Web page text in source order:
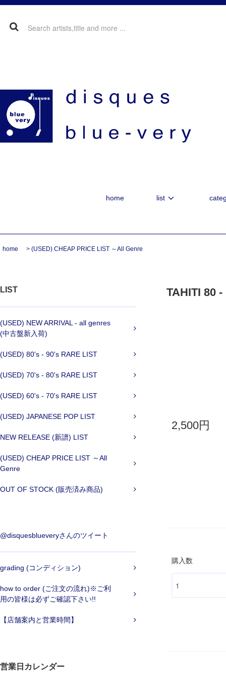
home list
home > (USED) CHEAP PRICE LIST ～All Genre
LIST
(USED) NEW ARRIVAL - all genres
(中古盤新入荷)
(USED) 80's - 90's RARE LIST
(USED) 70's - 80's RARE LIST
(USED) 60's - 70's RARE LIST
(USED) JAPANESE POP LIST
NEW RELEASE (新譜) LIST
(USED) CHEAP PRICE LIST ～All
Genre
OUT OF STOCK (販売済み商品)
@disquesblueveryさんのツイート
grading (コンディション)
how to order (ご注文の流れ)※ご利
用の皆様は必ずご確認下さい!!
【店舗案内と営業時間】
営業日カレンダー
TAHITI 80
2,500円
購入数